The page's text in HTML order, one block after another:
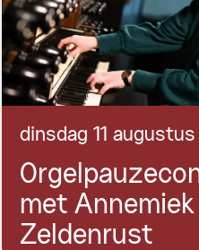
dinsdag 11
met Annemiek
Zeldenrust